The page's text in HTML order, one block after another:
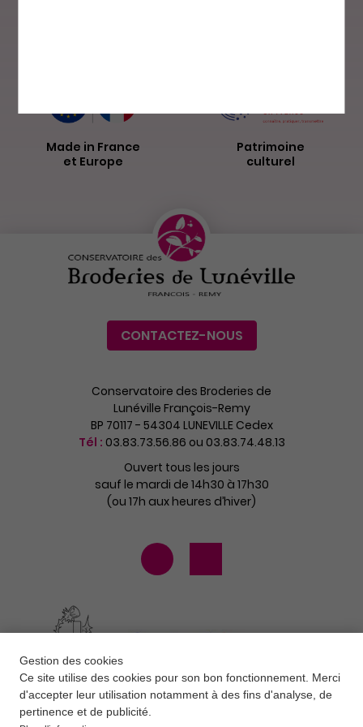
Gestion des cookies
Ce site utilise des cookies pour son bon fonctionnement. Merci
d'accepter leur utilisation notamment à des fins d'analyse, de
pertinence et de publicité.
Made in France
et Europe
Patrimoine
culturel
CONTACTEZ-NOUS
Conservatoire des Broderies de
Lunéville François-Remy
BP 70117 - 54304 LUNEVILLE Cedex
Tél : 03.83.73.56.86 ou 03.83.74.48.13
Ouvert tous les jours
sauf le mardi de 14h30 à 17h30
(ou 17h aux heures d’hiver)